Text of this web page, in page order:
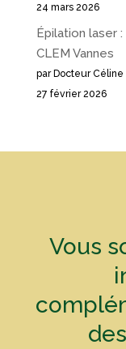
24 mars 2026
Épilation laser
CLEM Vannes
par Docteur Céline
27 février 2026
Vous